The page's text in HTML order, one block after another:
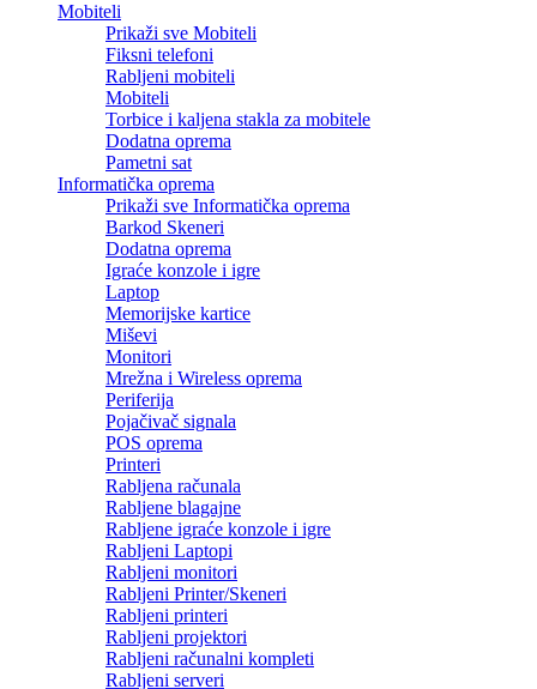
Mobiteli
Prikaži sve Mobiteli
Fiksni telefoni
Rabljeni mobiteli
Mobiteli
Torbice i kaljena stakla za mobitele
Dodatna oprema
Pametni sat
Informatička oprema
Prikaži sve Informatička oprema
Barkod Skeneri
Dodatna oprema
Igraće konzole i igre
Laptop
Memorijske kartice
Miševi
Monitori
Mrežna i Wireless oprema
Periferija
Pojačivač signala
POS oprema
Printeri
Rabljena računala
Rabljene blagajne
Rabljene igraće konzole i igre
Rabljeni Laptopi
Rabljeni monitori
Rabljeni Printer/Skeneri
Rabljeni printeri
Rabljeni projektori
Rabljeni računalni kompleti
Rabljeni serveri